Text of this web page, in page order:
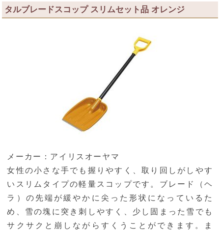
タルブレードスコップ スリムセット品 オレンジ
メーカー：アイリスオーヤマ
女性の小さな手でも握りやすく、取り回しがしやす
いスリムタイプの軽量スコップです。ブレード（ヘ
ラ）の先端が緩やかに尖った形状になっているた
め、雪の塊に突き刺しやすく、少し固まった雪でも
サクサクと崩しながらすくうことができます。ま